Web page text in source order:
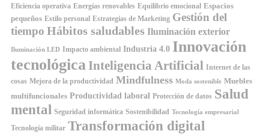
Eficiencia operativa Energías renovables Equilibrio emocional Espacios
pequeños Estilo personal Estrategias de Marketing Gestión del
tiempo Hábitos saludables Iluminación exterior
Iluminación LED Impacto ambiental Industria 4.0 Innovación
tecnológica Inteligencia Artificial Internet de las
cosas Mejora de la productividad Mindfulness Moda sostenible Muebles
multifuncionales Productividad laboral Protección de datos Salud
mental Seguridad informática Sostenibilidad Tecnología empresarial
Tecnología militar Transformación digital